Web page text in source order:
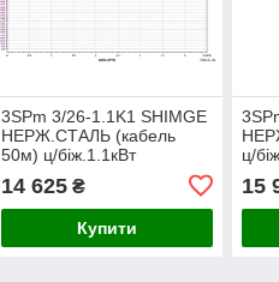
3SPm 3/26-1.1K1 SHIMGE
НЕРЖ.СТАЛЬ (кабель
50м) ц/біж.1.1кВт
Ø78мм {1}
14 625₴
Купити
ц/
15